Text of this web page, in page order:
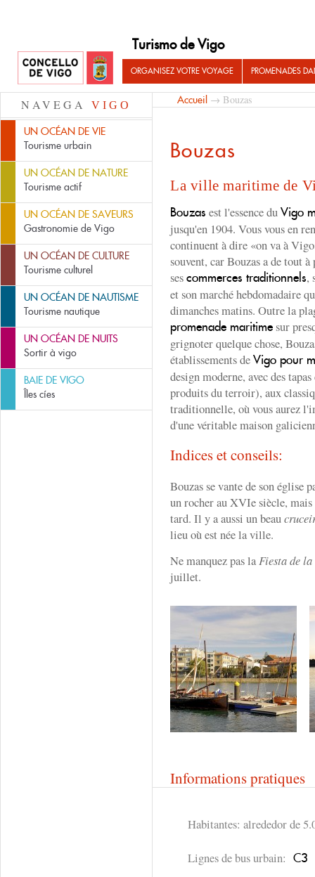
Turismo de Vigo
ORGANISEZ VOTRE VOYAGE PROMENADES
NAVEGA VIGO
UN OCÉAN DE VIE
Tourisme urbain
UN OCÉAN DE NATURE
Tourisme actif
UN OCÉAN DE SAVEURS
Gastronomie de Vigo
UN OCÉAN DE CULTURE
Tourisme culturel
UN OCÉAN DE NAUTISME
Tourisme nautique
UN OCÉAN DE NUITS
Sortir à vigo
BAIE DE VIGO
Îles cíes
Accueil → Bouzas
Bouzas
La ville maritime de
Bouzas est l'essence duVigo
jusqu'en 1904. Vous vous en
continuent à dire «on va à
souvent, car Bouzas a de tout
sescommerces traditionnels,
et son marché hebdomadaire
dimanches matins. Outre la
promenade maritime sur
grignoter quelque chose,
établissements deVigo pour
design moderne, avec des
produits du terroir), aux
traditionnelle, où vous aurez
d'une véritable maison
Indices et conseils:
Bouzas se vante de son église
un rocher au XVIe siècle,
tard. Il y a aussi un beau
lieu où est née la ville.
Ne manquez pas la Fiesta de
juillet.
Informations pratiques
Habitantes: alrededor de
Lignes de bus urbain: C3